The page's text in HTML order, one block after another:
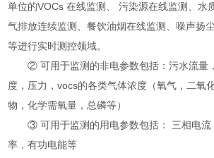
单位的VOCs 在线监测、 污染源在线监测、水
气排放连续监测、餐饮油烟在线监测、噪声扬
等进行实时测控领域。
② 可用于监测的非电参数包括：污水流量
度，压力，vocs的各类气体浓度（氧气，二氧
物，化学需氧量，总磷等）
③ 可用于监测的用电参数包括： 三相电流
率，有功电能等